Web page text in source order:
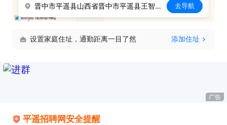
晋中市平遥县山西省晋中市平遥县王智全汽车充电站(象前充平遥电子商务充电站)东侧50米 去导航
设置家庭住址，通勤距离一目了然 添加住址
广告
平遥招聘网安全提醒